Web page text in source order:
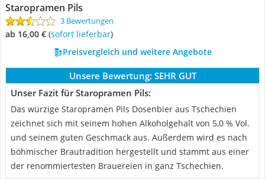
Staropramen Pils
3 Bewertungen
ab 16,00 € ( Sofort lieferbar)
Preisvergleich und weitere Angebote
Unsere Bewertung: SEHR GUT
Unser Fazit für Staropramen Pils:
Das würzige Staropramen Pils Dosenbier aus Tschechien
zeichnet sich mit seinem hohen Alkoholgehalt von 5,0 % Vol.
und seinem guten Geschmack aus. Außerdem wird es nach
böhmischer Brautradition hergestellt und stammt aus einer
der renommiertesten Brauereien in ganz Tschechien.